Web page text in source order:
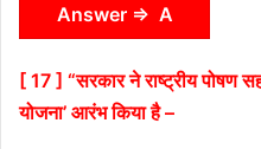
Answer ⇒ A
[ 17 ] “सरकार ने राष्ट्रीय पोषण
योजना’ आरंभ किया है –